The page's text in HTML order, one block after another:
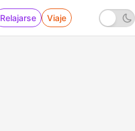
Relajarse Viaje